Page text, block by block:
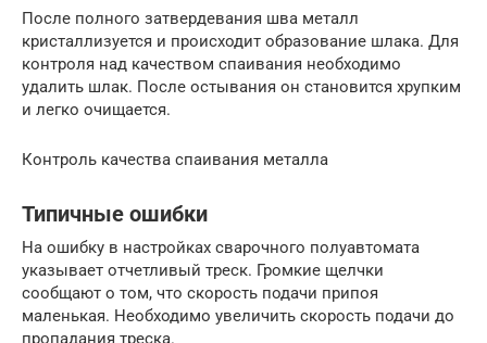
После полного затвердевания шва металл
кристаллизуется и происходит образование шлака. Для
контроля над качеством спаивания необходимо
удалить шлак. После остывания он становится хрупким
и легко очищается.
Контроль качества спаивания металла
Типичные ошибки
На ошибку в настройках сварочного полуавтомата
указывает отчетливый треск. Громкие щелчки
сообщают о том, что скорость подачи припоя
маленькая. Необходимо увеличить скорость подачи до
пропадания треска.